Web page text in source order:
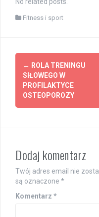
No related posts.
Fitness i sport
Post
navigation
← ROLA TRENINGU
SIŁOWEGO W
PROFILAKTYCE
OSTEOPOROZY
Dodaj komentarz
Twój adres email nie
są oznaczone *
Komentarz *